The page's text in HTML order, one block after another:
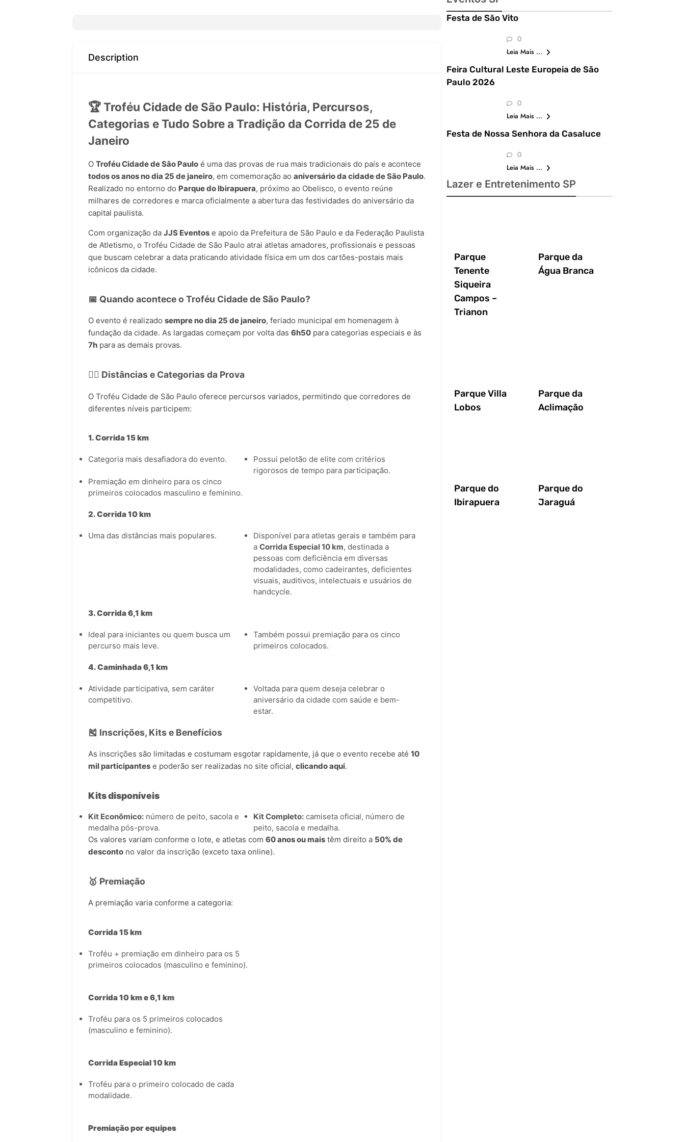
Description
🏆 Troféu Cidade de São Paulo: História, Percursos,
Categorias e Tudo Sobre a Tradição da Corrida de 25 de
Janeiro
O Troféu Cidade de São Paulo é uma das provas de rua mais tradicionais do país e acontece
todos os anos no dia 25 de janeiro, em comemoração ao aniversário da cidade de São Paulo.
Realizado no entorno do Parque do Ibirapuera, próximo ao Obelisco, o evento reúne
milhares de corredores e marca oficialmente a abertura das festividades do aniversário da
capital paulista.
Com organização da JJS Eventos e apoio da Prefeitura de São Paulo e da Federação Paulista
de Atletismo, o Troféu Cidade de São Paulo atrai atletas amadores, profissionais e pessoas
que buscam celebrar a data praticando atividade física em um dos cartões-postais mais
icônicos da cidade.
📅 Quando acontece o Troféu Cidade de São Paulo?
O evento é realizado sempre no dia 25 de janeiro, feriado municipal em homenagem à
fundação da cidade. As largadas começam por volta das 6h50 para categorias especiais e às
7h para as demais provas.
🏃‍♂️ Distâncias e Categorias da Prova
O Troféu Cidade de São Paulo oferece percursos variados, permitindo que corredores de
diferentes níveis participem:
1. Corrida 15 km
Categoria mais desafiadora do evento.
Possui pelotão de elite com critérios
rigorosos de tempo para participação.
Premiação em dinheiro para os cinco
primeiros colocados masculino e feminino.
2. Corrida 10 km
Uma das distâncias mais populares.
Disponível para atletas gerais e também para
aCorrida Especial 10 km, destinada a
pessoas com deficiência em diversas
modalidades, como cadeirantes, deficientes
visuais, auditivos, intelectuais e usuários de
handcycle.
3. Corrida 6,1 km
Ideal para iniciantes ou quem busca um
percurso mais leve.
Também possui premiação para os cinco
primeiros colocados.
4. Caminhada 6,1 km
Atividade participativa, sem caráter
competitivo.
Voltada para quem deseja celebrar o
aniversário da cidade com saúde e bem-
estar.
🎽 Inscrições, Kits e Benefícios
As inscrições são limitadas e costumam esgotar rapidamente, já que o evento recebe até 10
mil participantes e poderão ser realizadas no site oficial, clicando aqui.
Kits disponíveis
Kit Econômico: número de peito, sacola e
medalha pós-prova.
Kit Completo: camiseta oficial, número de
peito, sacola e medalha.
Os valores variam conforme o lote, e atletas com 60 anos ou mais têm direito a 50% de
desconto no valor da inscrição (exceto taxa online).
🥇 Premiação
A premiação varia conforme a categoria:
Corrida 15 km
Troféu + premiação em dinheiro para os 5
primeiros colocados (masculino e feminino).
Corrida 10 km e 6,1 km
Troféu para os 5 primeiros colocados
(masculino e feminino).
Corrida Especial 10 km
Troféu para o primeiro colocado de cada
modalidade.
Premiação por equipes
11 e 12 de
julho: guia
exposições,
shows,
e lazer para
Festa de São Vito
0
Leia Mais ...
Feira Cultural Leste Europeia de São
Paulo 2026
0
Leia Mais ...
Festa de Nossa Senhora da Casaluce
0
Leia Mais ...
Lazer e Entretenimento SP
Parque
Tenente
Siqueira
Campos –
Trianon
Parque da
Água Branca
Parque Villa
Lobos
Parque da
Aclimação
Parque do
Ibirapuera
Parque do
Jaraguá